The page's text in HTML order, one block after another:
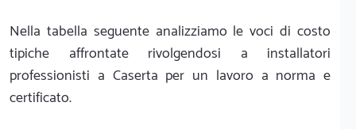
Nella tabella seguente analizziamo le voci di costo
tipiche affrontate rivolgendosi a installatori
professionisti a Caserta per un lavoro a norma e
certificato.